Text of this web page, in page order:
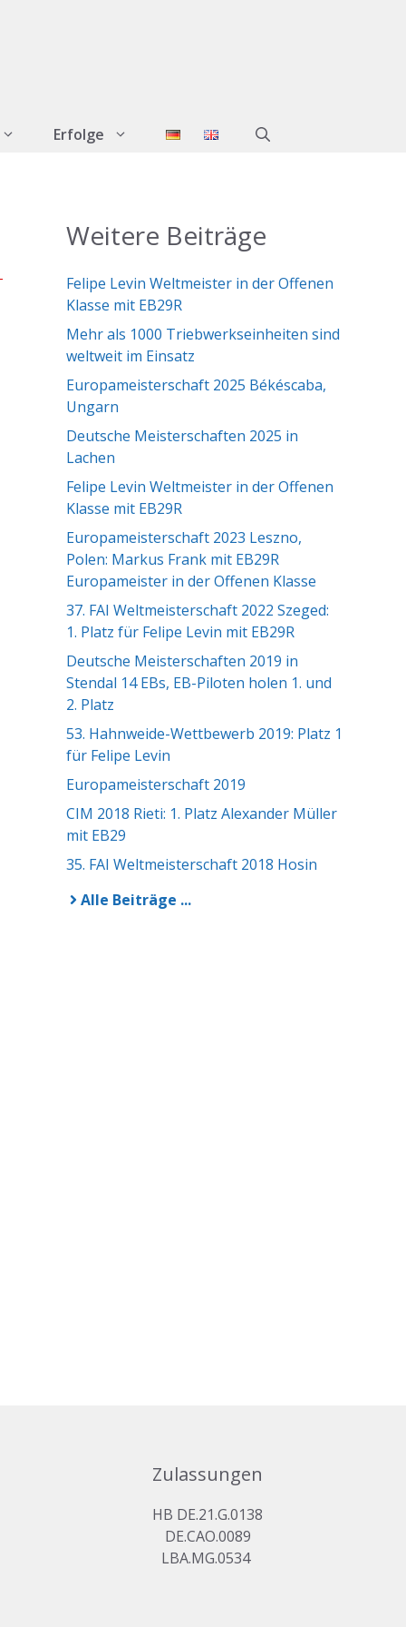
Erfolge
Weitere Beiträge
Felipe Levin Weltmeister in der Offenen
Klasse mit EB29R
Mehr als 1000 Triebwerkseinheiten sind
weltweit im Einsatz
Europameisterschaft 2025 Békéscaba,
Ungarn
Deutsche Meisterschaften 2025 in
Lachen
Felipe Levin Weltmeister in der Offenen
Klasse mit EB29R
Europameisterschaft 2023 Leszno,
Polen: Markus Frank mit EB29R
Europameister in der Offenen Klasse
37. FAI Weltmeisterschaft 2022 Szeged:
1. Platz für Felipe Levin mit EB29R
Deutsche Meisterschaften 2019 in
Stendal 14 EBs, EB-Piloten holen 1. und
2. Platz
53. Hahnweide-Wettbewerb 2019: Platz 1
für Felipe Levin
Europameisterschaft 2019
CIM 2018 Rieti: 1. Platz Alexander Müller
mit EB29
35. FAI Weltmeisterschaft 2018 Hosin
Alle Beiträge ...
Zulassungen
HB DE.21.G.0138
DE.CAO.0089
LBA.MG.0534